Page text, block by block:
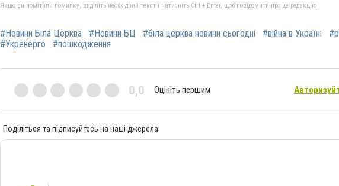
Якщо ви помітили помилку, виділіть необхідний текст і натисніть Ctrl + Enter, щоб повідомити про це редакцію
#Новини Біла Церква #Новини БЦ #біла церква новини сьогодні #війна в Україні
#Укренерго
#пошкодження
0,0 Оцініть першим
Поділіться та підписуйтесь на наші джерела